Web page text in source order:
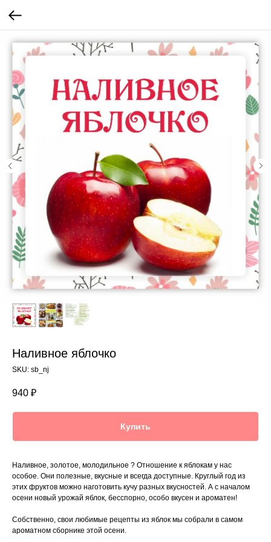
Наливное яблочко
SKU: sb_nj
940 ₽
Купить
Наливное, золотое, молодильное ? Отношение к яблокам у нас
особое. Они полезные, вкусные и всегда доступные. Круглый год из
этих фруктов можно наготовить кучу разных вкусностей. А с началом
осени новый урожай яблок, бесспорно, особо вкусен и ароматен!
Собственно, свои любимые рецепты из яблок мы собрали в самом
ароматном сборнике этой осени.